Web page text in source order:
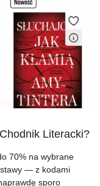
Literacki?
70% na wybrane
— z kodami
sporo